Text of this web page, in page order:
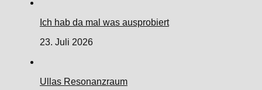
Ich hab da mal was ausprobiert
23. Juli 2026
Ullas Resonanzraum